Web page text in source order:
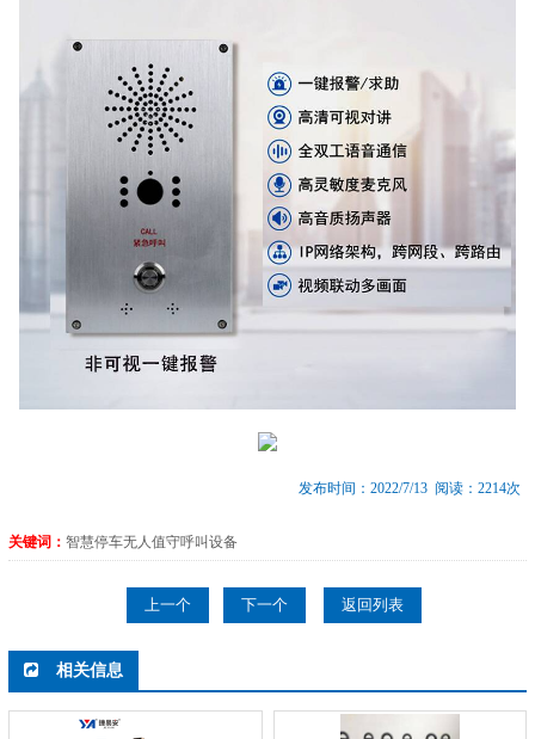
发布时间：2022/7/13 阅读：2214次
关键词： 智慧停车无人值守呼叫设备
上一个 下一个 返回列表
相关信息